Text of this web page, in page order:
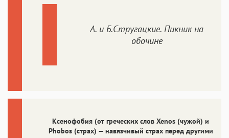
А. и Б.Стругацкие. Пикник на
обочине
Ксенофобия (от греческих слов Xenos (чужой) и
Phobos (страх) — навязчивый страх перед другими